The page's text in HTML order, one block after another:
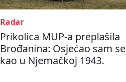
Radar
Prikolica MUP-a preplašila
Brođanina: Osjećao sam se
kao u Njemačkoj 1943.